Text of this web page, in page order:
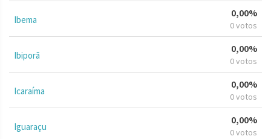
Ibema
0,00%
0 votos
Ibiporã
0,00%
0 votos
Icaraíma
0,00%
0 votos
Iguaraçu
0,00%
0 votos